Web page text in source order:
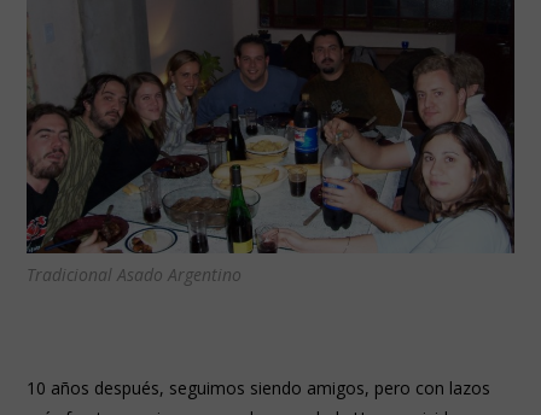
Tradicional Asado Argentino
10 años después, seguimos siendo amigos, pero con lazos